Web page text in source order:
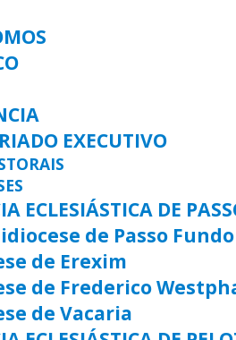
EXECUTIVO
ECLESIÁSTICA DE
de Passo Fundo
de Erexim
de Frederico
de Vacaria